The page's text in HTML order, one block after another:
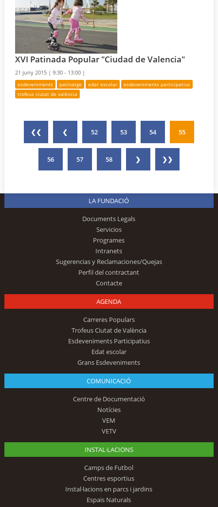
XVI Patinada Popular "Ciudad de Valencia"
21 juny 2015 |9:30 - 13:00 |
esdeveniments patinatge edat escolar
esdeveniments participatius
trofeus ciutat de valència
❮❮ ❮ 52 53 54 55
56 57 58 ❯ ❯❯
LA FUNDACIÓ
Documents Legals
Servicios
Programes
Intranets
Sugerencias y Reclamaciones/Quejas
Perfil del contractant
Contacte
AGENDA
Carreres Populars
Trofeus Ciutat de València
Esdeveniments Participatius
Edat escolar
Grans Esdeveniments
COMUNICACIÓ
Centre de Documentació
Notícies
VEM
VETV
INSTAL·LACIONS
Camps de Futbol
Centres esportius
Instal·lacions en parcs i jardins
Espais Naturals